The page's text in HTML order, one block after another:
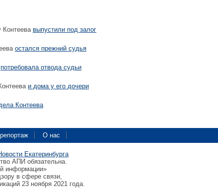
Контеева выпустили под залог
остался прежний судья
потребовала отвода судьи
и дома у его дочери
Контеева
О нас
Екатеринбурга
АПИ обязательна.
информации»
в сфере связи,
23 ноября 2021 года.